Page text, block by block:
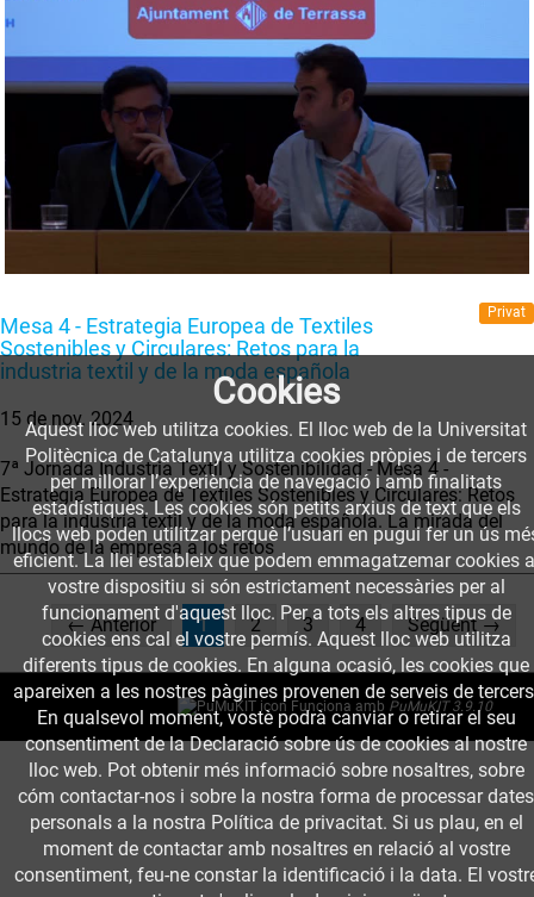
Mesa 4 - Estrategia Europea de Textiles
Sostenibles y Circulares: Retos para la
industria textil y de la moda española
Privat
15 de nov. 2024
7ª Jornada Industria Textil y Sostenibilidad - Mesa 4 -
Estrategia Europea de Textiles Sostenibles y Circulares: Retos
para la industria textil y de la moda española. La mirada del
mundo de la empresa a los retos
← Anterior 1(current)
2 3 4 Següent →
Cookies
Aquest lloc web utilitza cookies. El lloc web de la Universitat
Politècnica de Catalunya utilitza cookies pròpies i de tercers
per millorar l’experiència de navegació i amb finalitats
estadístiques. Les cookies són petits arxius de text que els
llocs web poden utilitzar perquè l’usuari en pugui fer un ús
eficient. La llei estableix que podem emmagatzemar cookies
vostre dispositiu si són estrictament necessàries per al
funcionament d'aquest lloc. Per a tots els altres tipus de
cookies ens cal el vostre permís. Aquest lloc web utilitza
diferents tipus de cookies. En alguna ocasió, les cookies que
apareixen a les nostres pàgines provenen de serveis de
En qualsevol moment, vostè podrà canviar o retirar el seu
consentiment de la Declaració sobre ús de cookies al nostre
lloc web. Pot obtenir més informació sobre nosaltres, sobre
cóm contactar-nos i sobre la nostra forma de processar dates
personals a la nostra Política de privacitat. Si us plau, en el
moment de contactar amb nosaltres en relació al vostre
consentiment, feu-ne constar la identificació i la data. El
Funciona amb PuMuKIT 3.9.10